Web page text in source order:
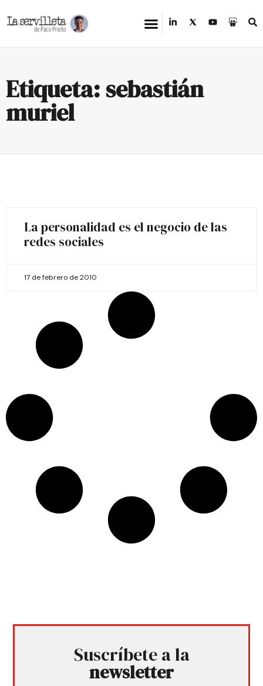
Etiqueta: sebastián
muriel
La personalidad es el negocio de las
redes sociales
17 de febrero de 2010
Suscríbete a la
newsletter